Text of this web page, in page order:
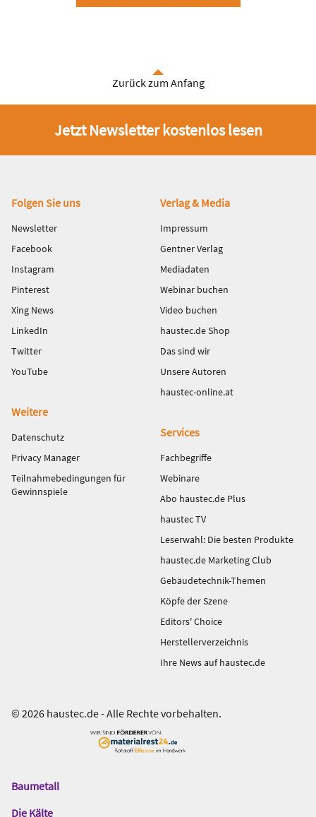
Zurück zum Anfang
Jetzt Newsletter kostenlos lesen
Fußbereich
Folgen Sie uns
Newsletter
Facebook
Instagram
Pinterest
Xing News
LinkedIn
Twitter
YouTube
Verlag & Media
Impressum
Gentner Verlag
Mediadaten
Webinar buchen
Video buchen
haustec.de Shop
Das sind wir
Unsere Autoren
haustec-online.at
Weitere
Datenschutz
Privacy Manager
Teilnahmebedingungen für
Gewinnspiele
Services
Fachbegriffe
Webinare
Abo haustec.de Plus
haustec TV
Leserwahl: Die besten Produkte
haustec.de Marketing Club
Gebäudetechnik-Themen
Köpfe der Szene
Editors' Choice
Herstellerverzeichnis
Ihre News auf haustec.de
© 2026 haustec.de - Alle Rechte vorbehalten.
Das
Gentner
Baumetall
Die Kälte